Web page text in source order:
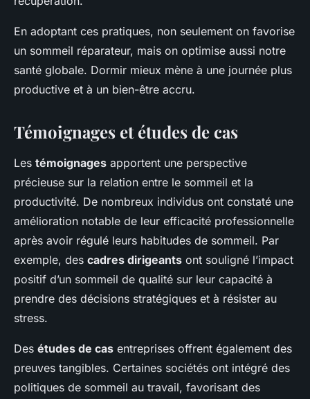
En adoptant ces pratiques, non seulement on favorise
un sommeil réparateur, mais on optimise aussi notre
santé globale. Dormir mieux mène à une journée plus
productive et à un bien-être accru.
Témoignages et études de cas
Les témoignages apportent une perspective
précieuse sur la relation entre le sommeil et la
productivité. De nombreux individus ont constaté une
amélioration notable de leur efficacité professionnelle
après avoir régulé leurs habitudes de sommeil. Par
exemple, des cadres dirigeants ont souligné l’impact
positif d’un sommeil de qualité sur leur capacité à
prendre des décisions stratégiques et à résister au
stress.
Des études de cas entreprises offrent également des
preuves tangibles. Certaines sociétés ont intégré des
politiques de sommeil au travail, favorisant des